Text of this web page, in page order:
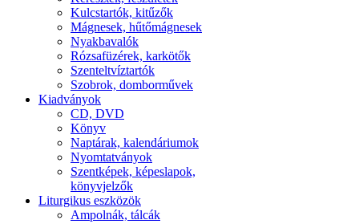
Kulcstartók, kitűzők
Mágnesek, hűtőmágnesek
Nyakbavalók
Rózsafüzérek, karkötők
Szenteltvíztartók
Szobrok, domborművek
Kiadványok
CD, DVD
Könyv
Naptárak, kalendáriumok
Nyomtatványok
Szentképek, képeslapok,
könyvjelzők
Liturgikus eszközök
Ampolnák, tálcák